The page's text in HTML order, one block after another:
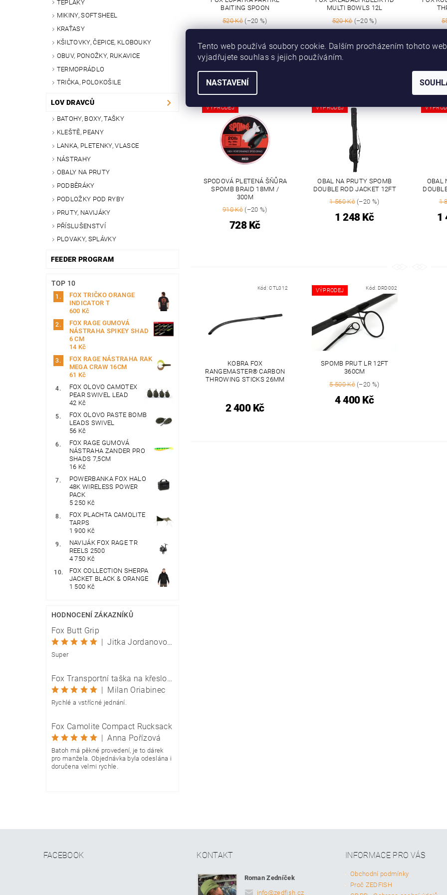
TEPLÁKY
MIKINY, SOFTSHEEL
KRAŤASY
KŠILTOVKY, ČEPICE, KLOBOUKY
OBUV, PONOŽKY, RUKAVICE
TERMOPRÁDLO
TRIČKA, POLOKOŠILE
LOV DRAVCŮ
BATOHY, BOXY, TAŠKY
KLEŠTĚ, PEANY
LANKA, PLETENKY, VLASCE
NÁSTRAHY
OBALY NA PRUTY
PODBĚRÁKY
PODLOŽKY POD RYBY
PRUTY, NAVIJÁKY
PŘÍSLUŠENSTVÍ
PLOVAKY, SPLÁVKY
FEEDER PROGRAM
TOP 10
FOX TRIČKO ORANGE
INDICATOR T
600 Kč
FOX RAGE GUMOVÁ
NÁSTRAHA SPIKEY SHAD
6 CM
14 Kč
FOX RAGE NÁSTRAHA RAK
MEGA CRAW 16CM
61 Kč
FOX OLOVO CAMOTEX
PEAR SWIVEL LEAD
42 Kč
FOX OLOVO PASTE BOMB
LEADS SWIVEL
56 Kč
FOX RAGE GUMOVÁ
NÁSTRAHA ZANDER PRO
SHADS 7,5CM
16 Kč
POWERBANKA FOX HALO
48K WIRELESS POWER
PACK
5 250 Kč
FOX PLACHTA CAMOLITE
TARPS
1 900 Kč
NAVIJÁK FOX RAGE TR
REELS 2500
4 750 Kč
FOX COLLECTION SHERPA
JACKET BLACK & ORANGE
1 500 Kč
HODNOCENÍ ZÁKAZNÍKŮ
Fox Butt Grip
|
Jitka Jordanovová
Super
Fox Transportní taška na křeslo Camolite Chair Bag
| Milan Oriabinec
Rychlé a vstřícné jednání.
Fox Camolite Compact Rucksack
| Anna Pořízová
Batoh má pěkné provedení, je to dárek
pro manžela. Objednávka byla odeslána i
doručena velmi rychle.
BAITING SPOON
520 Kč (–20 %)
MULTI BOWLS 12L
520 Kč(–20 %)
VÝPRODEJ
SPODOVÁ PLETENÁ ŠŇŮRA
SPOMB BRAID 18MM /
300M
910 Kč (–20 %)
728 Kč
VÝPRODEJ
OBAL NA PRUTY SPOMB
DOUBLE ROD JACKET 12FT
1 560 Kč(–20 %)
1 248 Kč
OBAL
1
1
Kód:CTL012
KOBRA FOX
RANGEMASTER® CARBON
THROWING STICKS 26MM
2 400 Kč
VÝPRODEJ Kód: DRD002
SPOMB PRUT LR 12FT
360CM
5 500 Kč(–20 %)
4 400 Kč
FACEBOOK KONTAKT
Roman Zedníček
info@zedfish.cz
INFORMACE PRO VÁS
Obchodní podmínky
Proč ZEDFISH
Tento web používá soubory cookie. Dalším procházením tohoto
vyjadřujete souhlas s jejich používáním.
NASTAVENÍ